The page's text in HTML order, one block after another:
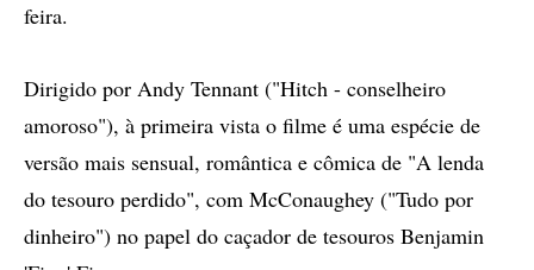
feira.
Dirigido por Andy Tennant ("Hitch - conselheiro
amoroso"), à primeira vista o filme é uma espécie de
versão mais sensual, romântica e cômica de "A lenda
do tesouro perdido", com McConaughey ("Tudo por
dinheiro") no papel do caçador de tesouros Benjamin